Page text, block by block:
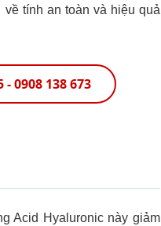
tính an toàn và hiệu quả
- 0908 138 673
Acid Hyaluronic này giảm